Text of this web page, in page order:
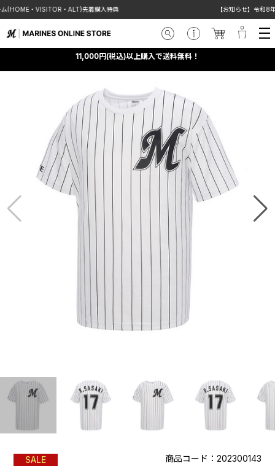
・ALT)先着購入特典 【お知らせ】令和8年熊本地震の
11,000円(税込)以上購入で送料無料！
SALE 商品コード：202300143